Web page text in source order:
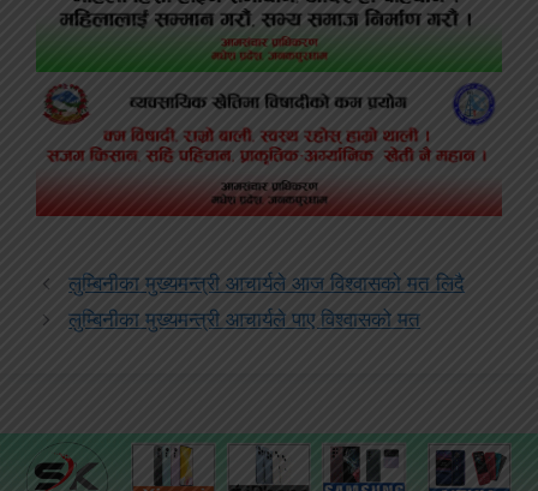
लुम्बिनीका मुख्यमन्त्री आचार्यले आज विश्वासको मत लिदै
लुम्बिनीका मुख्यमन्त्री आचार्यले पाए विश्वासको मत